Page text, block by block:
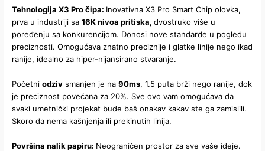
Tehnologija X3 Pro čipa: Inovativna X3 Pro Smart Chip olovka,
prva u industriji sa16K nivoa pritiska,dvostruko više u
poređenju sa konkurencijom. Donosi nove standarde u pogledu
preciznosti. Omogućava znatno preciznije i glatke linije nego ikad
ranije, idealno za hiper-nijansirano stvaranje.
Početniodziv smanjen je na90ms, 1.5 puta brži nego ranije, dok
je preciznost povećana za 20%. Sve ovo vam omogućava da
svaki umetnički projekat bude baš onakav kakav ste ga zamislili.
Skoro da nema kašnjenja ili prekinutih linija.
Površina nalik papiru: Neograničen prostor za sve vaše ideje.